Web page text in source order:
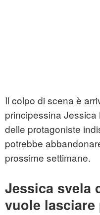
Il colpo di scena è
principessina
delle protagoniste
potrebbe
prossime settimane.
Jessica svela
vuole